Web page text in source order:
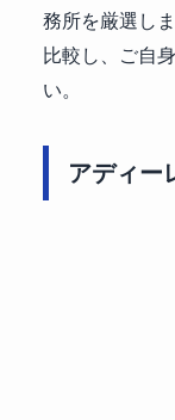
務所を厳選し
比較し、ご自
い。
アディー